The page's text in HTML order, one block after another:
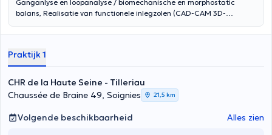
Ganganlyse en loopanalyse / biomechanische en morphostatic
balans, Realisatie van functionele inlegzolen (CAD-CAM 3D-
(silicone orthese), Voetverzorging (horens, ingegroeide teennagels)
Praktijk 1
CHR de la Haute Seine - Tilleriau
Chaussée de Braine 49, Soignies
21,5 km
Volgende beschikbaarheid Alles zien